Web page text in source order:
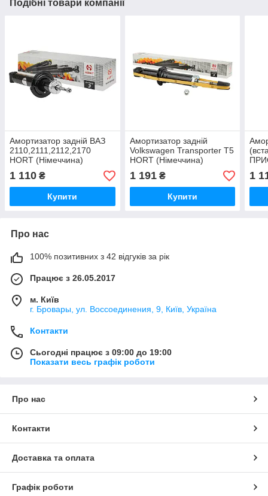
Подібні товари компанії
Амортизатор задній ВАЗ
2110,2111,2112,2170
HORT (Німеччина)
1 110 ₴
Купити
Амортизатор задній
Volkswagen Transporter T5
HORT (Німеччина)
1 191₴
Купити
1
Про нас
100% позитивних з 42 відгуків за рік
Працює з 26.05.2017
м. Київ
г. Бровары, ул. Воссоединения, 9, Київ, Україна
Контакти
Сьогодні працює з 09:00 до 19:00
Показати весь графік роботи
Про нас
Контакти
Доставка та оплата
Графік роботи